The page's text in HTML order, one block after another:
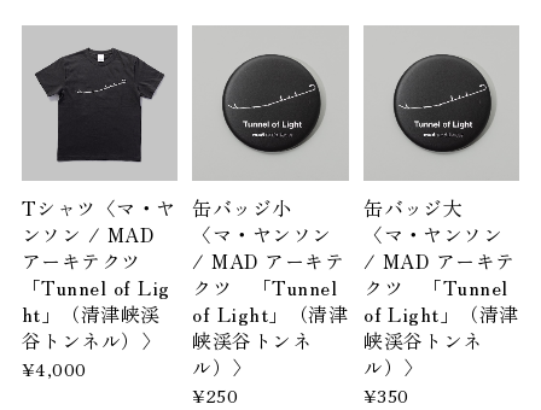
Tシャツ〈マ・ヤ
ンソン / MAD
アーキテクツ
「Tunnel of Lig
ht」（清津峡渓
谷トンネル）〉
¥4,000
缶バッジ小
〈マ・ヤンソン
/ MAD アーキテ
クツ 「Tunnel
of Light」（清津
峡渓谷トンネ
ル）〉
¥250
缶バッジ大
〈マ・ヤンソン
/ MAD アーキテ
クツ 「Tunnel
of Light」（清津
峡渓谷トンネ
ル）〉
¥350